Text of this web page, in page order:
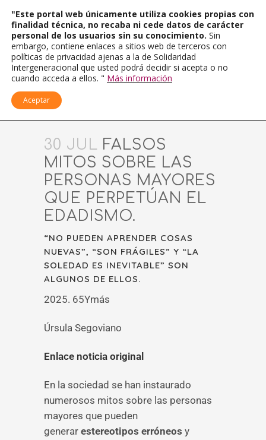
30 JUL FALSOS
MITOS SOBRE LAS
PERSONAS MAYORES
QUE PERPETÚAN EL
EDADISMO.
“NO PUEDEN APRENDER COSAS
NUEVAS”, “SON FRÁGILES” Y “LA
SOLEDAD ES INEVITABLE” SON
ALGUNOS DE ELLOS.
2025. 65Ymás
Úrsula Segoviano
Enlace noticia original
En la sociedad se han instaurado
numerosos mitos sobre las personas
mayores que pueden
generar estereotipos erróneos y
"Este portal web únicamente utiliza cookies propias con
finalidad técnica, no recaba ni cede datos de carácter
personal de los usuarios sin su conocimiento. Sin
embargo, contiene enlaces a sitios web de terceros con
políticas de privacidad ajenas a la de Solidaridad
Intergeneracional que usted podrá decidir si acepta o no
cuando acceda a ellos. " Más información
Aceptar